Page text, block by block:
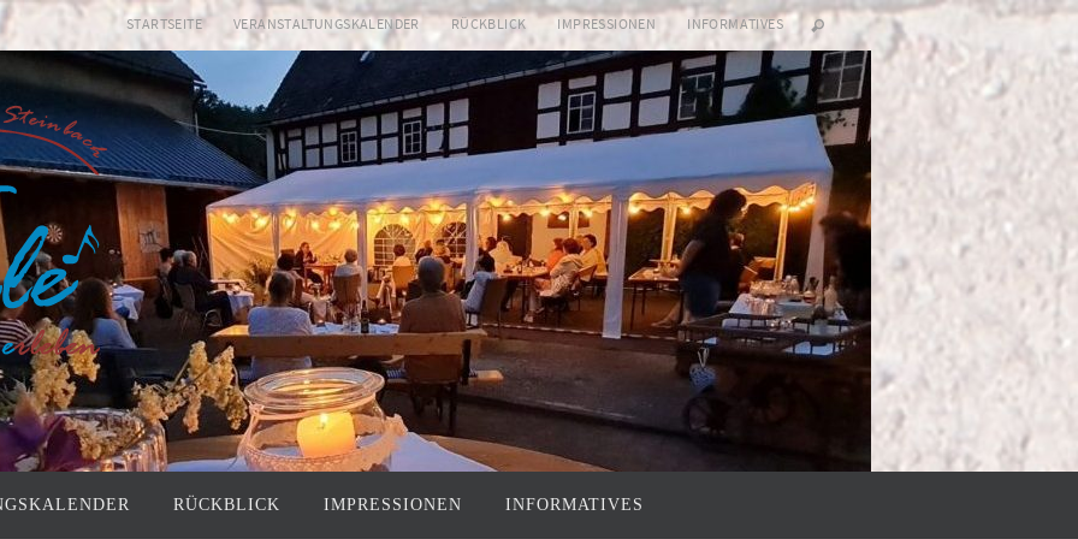
STARTSEITE VERANSTALTUNGSKALENDER RÜCKBLICK IMPRESSIONEN INFORMATIVES
RÜCKBLICK IMPRESSIONEN INFORMATIVES